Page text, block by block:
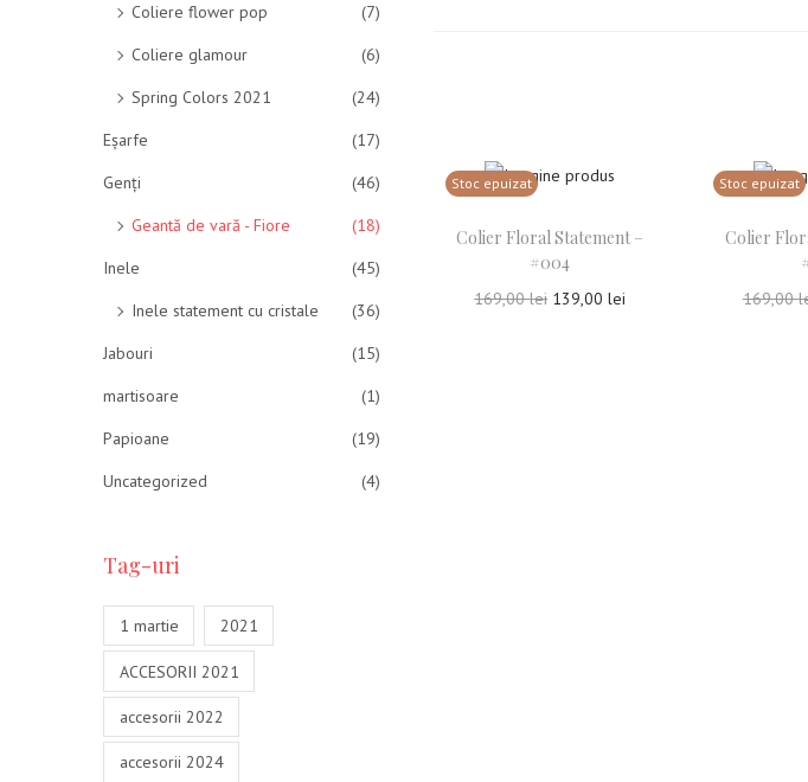
Stoc epuizat
Colier Floral Statement –
#004
169,00lei 139,00lei
Stoc epuizat
Colier
169,00
Coliere flower pop
(7)
Coliere glamour
(6)
Spring Colors 2021
(24)
Eșarfe
(17)
Genți
(46)
Geantă de vară - Fiore
(18)
Inele
(45)
Inele statement cu cristale
(36)
Jabouri
(15)
martisoare
(1)
Papioane
(19)
Uncategorized
(4)
Tag-uri
1 martie 2021
ACCESORII 2021
accesorii 2022
accesorii 2024